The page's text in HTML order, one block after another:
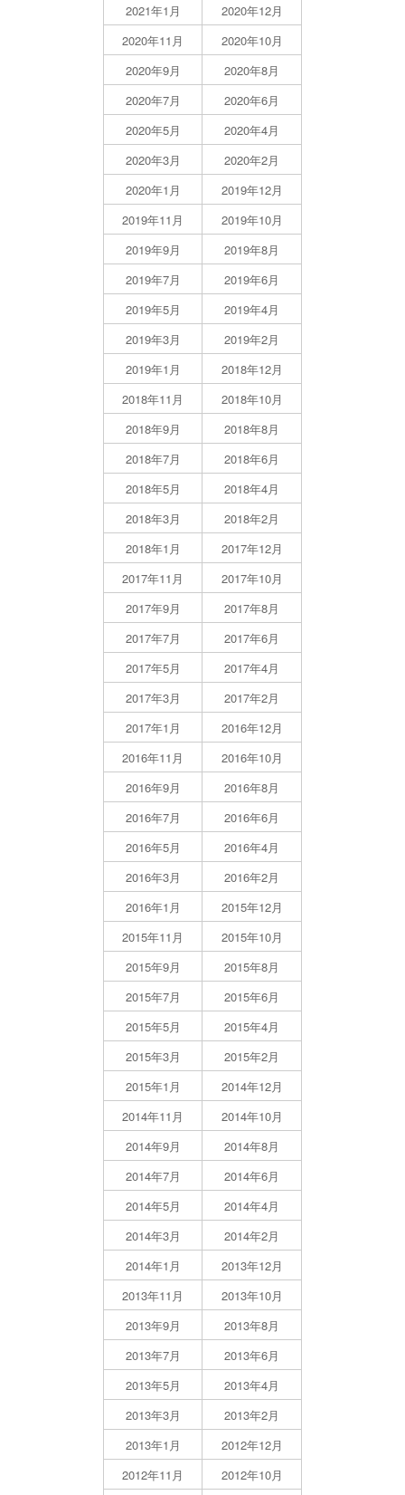
2021年1月
2020年12月
2020年11月
2020年10月
2020年9月
2020年8月
2020年7月
2020年6月
2020年5月
2020年4月
2020年3月
2020年2月
2020年1月
2019年12月
2019年11月
2019年10月
2019年9月
2019年8月
2019年7月
2019年6月
2019年5月
2019年4月
2019年3月
2019年2月
2019年1月
2018年12月
2018年11月
2018年10月
2018年9月
2018年8月
2018年7月
2018年6月
2018年5月
2018年4月
2018年3月
2018年2月
2018年1月
2017年12月
2017年11月
2017年10月
2017年9月
2017年8月
2017年7月
2017年6月
2017年5月
2017年4月
2017年3月
2017年2月
2017年1月
2016年12月
2016年11月
2016年10月
2016年9月
2016年8月
2016年7月
2016年6月
2016年5月
2016年4月
2016年3月
2016年2月
2016年1月
2015年12月
2015年11月
2015年10月
2015年9月
2015年8月
2015年7月
2015年6月
2015年5月
2015年4月
2015年3月
2015年2月
2015年1月
2014年12月
2014年11月
2014年10月
2014年9月
2014年8月
2014年7月
2014年6月
2014年5月
2014年4月
2014年3月
2014年2月
2014年1月
2013年12月
2013年11月
2013年10月
2013年9月
2013年8月
2013年7月
2013年6月
2013年5月
2013年4月
2013年3月
2013年2月
2013年1月
2012年12月
2012年11月
2012年10月